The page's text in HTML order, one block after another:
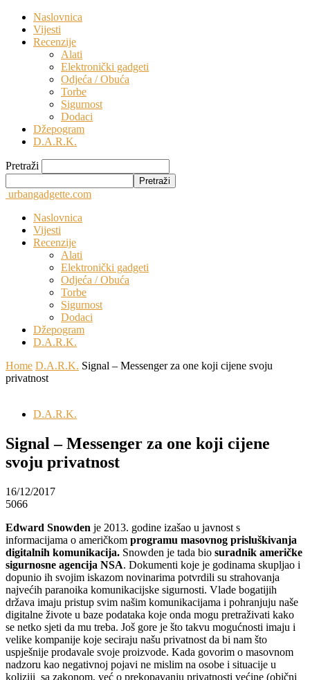
Naslovnica
Vijesti
Recenzije
Alati
Elektronički gadgeti
Odjeća / Obuća
Torbe
Sigurnost
Dodaci
Džepogram
D.A.R.K.
Pretraži
urbangadgette.com
Naslovnica
Vijesti
Recenzije
Alati
Elektronički gadgeti
Odjeća / Obuća
Torbe
Sigurnost
Dodaci
Džepogram
D.A.R.K.
Home D.A.R.K. Signal – Messenger za one koji cijene svoju
privatnost
D.A.R.K.
Signal – Messenger za one koji cijene
svoju privatnost
16/12/2017
5066
Edward Snowden je 2013. godine izašao u javnost s
informacijama o američkom programu masovnog prisluškivanja
digitalnih komunikacija. Snowden je tada bio suradnik američke
sigurnosne agencija NSA. Dokumenti koje je godinama skupljao i
dopunio ih svojim iskazom novinarima potvrdili su strahovanja
najvećih paranoika komunikacijske sigurnosti. Vlade bogatijih
država imaju pristup svim našim komunikacijama i pohranjuju naše
digitalne živote u baze podataka koje onda mogu pretraživati kako
se netko sjeti da mu treba. Još gore je što takvu mogućnosti imaju i
velike kompanije koje seciraju našu privatnost da bi nam što
uspješnije prodavale svoje proizvode. Kada govorim o masovnom
nadzoru kao negativnoj pojavi ne mislim na osobe i situacije u
koliziji sa zakonom, već o prekopavanju privatnosti većine (obični